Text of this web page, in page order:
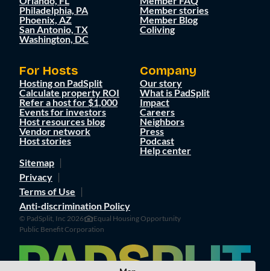
Philadelphia, PA
Phoenix, AZ
San Antonio, TX
Washington, DC
Member stories
Member Blog
Coliving
For Hosts
Hosting on PadSplit
Calculate property ROI
Refer a host for $1,000
Events for investors
Host resources blog
Vendor network
Host stories
Company
Our story
What is PadSplit
Impact
Careers
Neighbors
Press
Podcast
Help center
Sitemap
Privacy
Terms of Use
Anti-discrimination Policy
© PadSplit, Inc 2026
Equal Housing Opportunity
Public Benefit Corporation